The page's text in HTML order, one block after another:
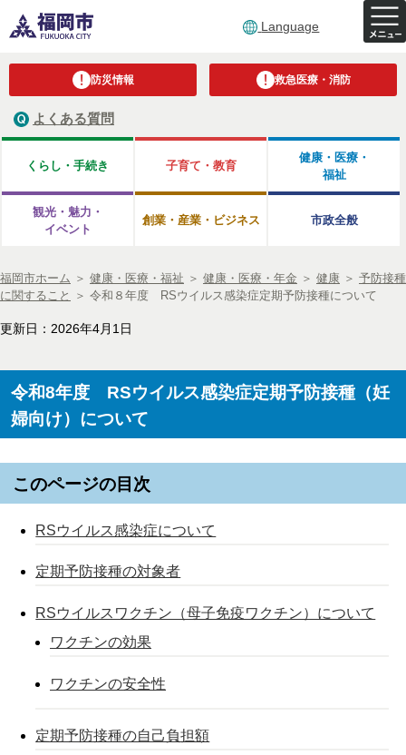
Language
防災情報 救急医療・消防
よくある質問
くらし・手続き 子育て・教育
健康・医療・
福祉
観光・魅力・
イベント
創業・産業・ビジネス 市政全般
福岡市ホーム ＞ 健康・医療・福祉 ＞ 健康・医療・年金 ＞ 健康 ＞ 予防接種
に関すること
＞ 令和８年度 RSウイルス感染症定期予防接種について
更新日：2026年4月1日
令和8年度 RSウイルス感染症定期予防接種（妊
婦向け）について
このページの目次
RSウイルス感染症について
定期予防接種の対象者
RSウイルスワクチン（母子免疫ワクチン）について
ワクチンの効果
ワクチンの安全性
定期予防接種の自己負担額